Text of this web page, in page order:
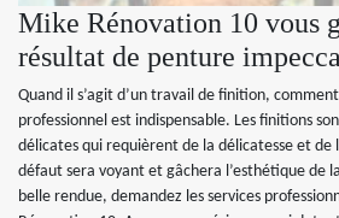
Mike Rénovation 10 vous
résultat de penture
Quand il s’agit d’un travail de finition,
professionnel est indispensable. Les finitions
délicates qui requièrent de la délicatesse et de
défaut sera voyant et gâchera l’esthétique de
belle rendue, demandez les services